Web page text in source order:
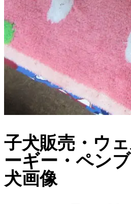
子犬販売・ウ
ーギー・ペン
犬画像